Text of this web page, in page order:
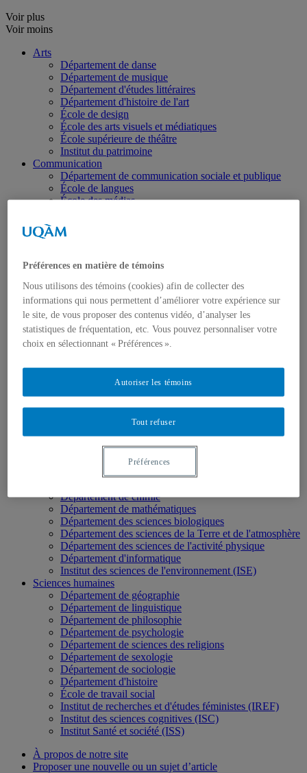
Voir plus
Voir moins
Arts
Département de danse
Département de musique
Département d'études littéraires
Département d'histoire de l'art
École de design
École des arts visuels et médiatiques
École supérieure de théâtre
Institut du patrimoine
Communication
Département de communication sociale et publique
École de langues
École des médias
Département de didactique
Département de didactique des langues
Département d'éducation et pédagogie
Département de finance
Département de management
Département de marketing
Département de stratégie, responsabilité sociale et
environnementale
Département des sciences comptables
Département d’analytique, opérations et technologies
de l’information
Département d'études urbaines et touristiques
Département d'organisation et ressources humaines
École supérieure de mode
Politique et droit
Département de science politique
Département des sciences juridiques
Institut d'études internationales de Montréal
Département de chimie
Département de mathématiques
Département des sciences biologiques
Département des sciences de la Terre et de l'atmosphère
Département des sciences de l'activité physique
Département d'informatique
Institut des sciences de l'environnement (ISE)
Sciences humaines
Département de géographie
Département de linguistique
Département de philosophie
Département de psychologie
Département de sciences des religions
Département de sexologie
Département de sociologie
Département d'histoire
École de travail social
Institut de recherches et d'études féministes (IREF)
Institut des sciences cognitives (ISC)
Institut Santé et société (ISS)
À propos de notre site
Proposer une nouvelle ou un sujet d’article
Préférences en matière de témoins
Nous utilisons des témoins (cookies) afin de collecter des
informations qui nous permettent d’améliorer votre expérience sur
le site, de vous proposer des contenus vidéo, d’analyser les
statistiques de fréquentation, etc. Vous pouvez personnaliser votre
choix en sélectionnant « Préférences ».
Tout refuser
Autoriser les témoins
Préférences